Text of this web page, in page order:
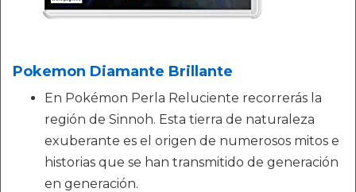
Pokemon Diamante Brillante
En Pokémon Perla Reluciente recorrerás la
región de Sinnoh. Esta tierra de naturaleza
exuberante es el origen de numerosos mitos e
historias que se han transmitido de generación
en generación.